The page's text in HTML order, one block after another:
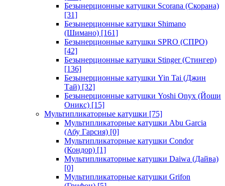
Безынерционные катушки Scorana (Скорана)
[31]
Безынерционные катушки Shimano
(Шимано) [161]
Безынерционные катушки SPRO (СПРО)
[42]
Безынерционные катушки Stinger (Стингер)
[136]
Безынерционные катушки Yin Tai (Джин
Тай) [32]
Безынерционные катушки Yoshi Onyx (Йоши
Оникс) [15]
Мультипликаторные катушки [75]
Мультипликаторные катушки Abu Garcia
(Абу Гарсия) [0]
Мультипликаторные катушки Condor
(Кондор) [1]
Мультипликаторные катушки Daiwa (Дайва)
[0]
Мультипликаторные катушки Grifon